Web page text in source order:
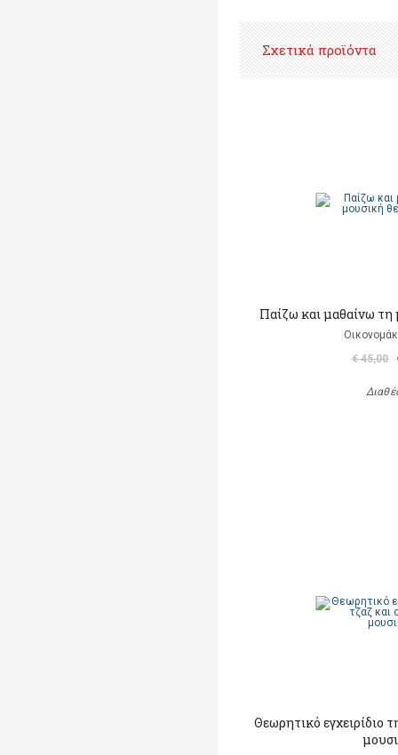
Σχετικά προϊόντα
Παίζω και μαθαίνω τη
€ 45,00
Θεωρητικό εγχειρίδιο